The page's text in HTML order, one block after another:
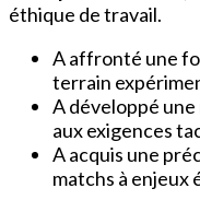
éthique de travail.
A affronté une
terrain
A développé
aux exigences
A acquis une
matchs à enjeux